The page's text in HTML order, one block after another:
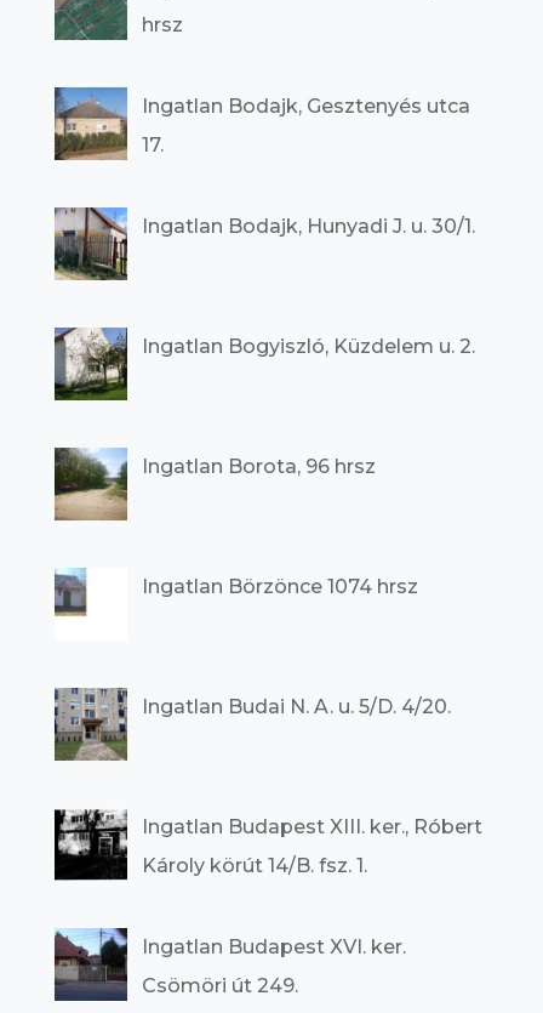
hrsz
Ingatlan Bodajk, Gesztenyés utca
17.
Ingatlan Bodajk, Hunyadi J. u. 30/1.
Ingatlan Bogyiszló, Küzdelem u. 2.
Ingatlan Borota, 96 hrsz
Ingatlan Börzönce 1074 hrsz
Ingatlan Budai N. A. u. 5/D. 4/20.
Ingatlan Budapest XIII. ker., Róbert
Károly körút 14/B. fsz. 1.
Ingatlan Budapest XVI. ker.
Csömöri út 249.